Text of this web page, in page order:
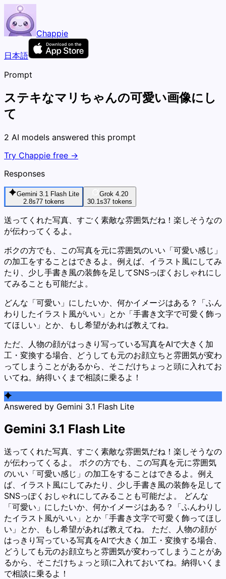
Chappie
日本語
Prompt
ステキなマリちゃんの可愛い画像にし
て
2 AI models answered this prompt
Try Chappie free →
Responses
Gemini 3.1 Flash Lite
2.8s77 tokens
Grok 4.20
30.1s37 tokens
送ってくれた写真、すごく素敵な雰囲気だね！楽しそうなの
が伝わってくるよ。
ボクの方でも、この写真を元に雰囲気のいい「可愛い感じ」
の加工をすることはできるよ。例えば、イラスト風にしてみ
たり、少し手書き風の装飾を足してSNSっぽくおしゃれにし
てみることも可能だよ。
どんな「可愛い」にしたいか、何かイメージはある？「ふん
わりしたイラスト風がいい」とか「手書き文字で可愛く飾っ
てほしい」とか、もし希望があれば教えてね。
ただ、人物の顔がはっきり写っている写真をAIで大きく加
工・変換する場合、どうしても元のお顔立ちと雰囲気が変わ
ってしまうことがあるから、そこだけちょっと頭に入れてお
いてね。納得いくまで相談に乗るよ！
Answered by Gemini 3.1 Flash Lite
Gemini 3.1 Flash Lite
送ってくれた写真、すごく素敵な雰囲気だね！楽しそうなの
が伝わってくるよ。 ボクの方でも、この写真を元に雰囲気
のいい「可愛い感じ」の加工をすることはできるよ。例え
ば、イラスト風にしてみたり、少し手書き風の装飾を足して
SNSっぽくおしゃれにしてみることも可能だよ。 どんな
「可愛い」にしたいか、何かイメージはある？「ふんわりし
たイラスト風がいい」とか「手書き文字で可愛く飾ってほし
い」とか、もし希望があれば教えてね。 ただ、人物の顔が
はっきり写っている写真をAIで大きく加工・変換する場合、
どうしても元のお顔立ちと雰囲気が変わってしまうことがあ
るから、そこだけちょっと頭に入れておいてね。納得いくま
で相談に乗るよ！